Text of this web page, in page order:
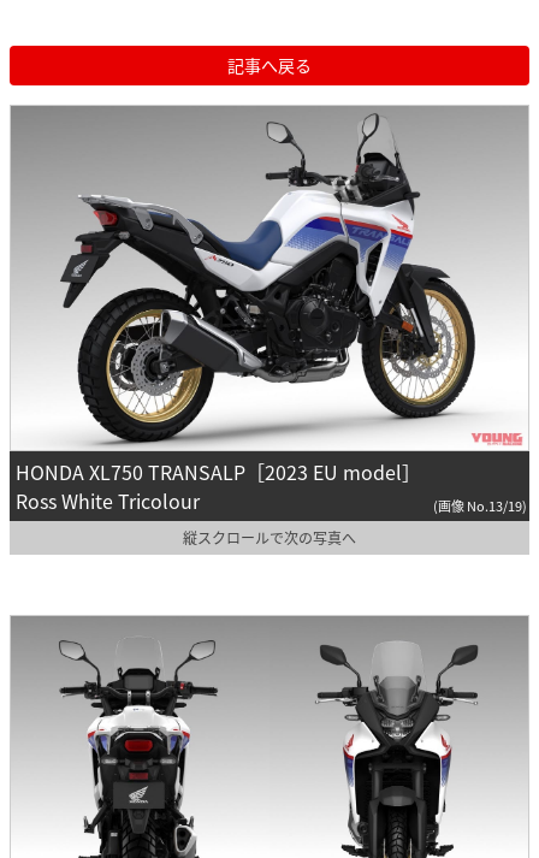
記事へ戻る
HONDA XL750 TRANSALP［2023 EU model］
Ross White Tricolour
(画像 No.13/19)
縦スクロールで次の写真へ